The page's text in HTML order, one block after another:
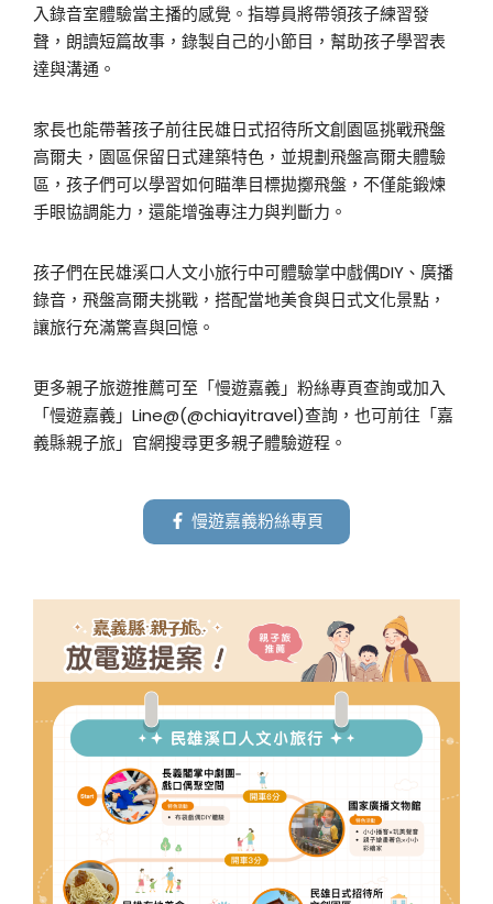
入錄音室體驗當主播的感覺。指導員將帶領孩子練習發
聲，朗讀短篇故事，錄製自己的小節目，幫助孩子學習表
達與溝通。
家長也能帶著孩子前往民雄日式招待所文創園區挑戰飛盤
高爾夫，園區保留日式建築特色，並規劃飛盤高爾夫體驗
區，孩子們可以學習如何瞄準目標拋擲飛盤，不僅能鍛煉
手眼協調能力，還能增強專注力與判斷力。
孩子們在民雄溪口人文小旅行中可體驗掌中戲偶DIY、廣播
錄音，飛盤高爾夫挑戰，搭配當地美食與日式文化景點，
讓旅行充滿驚喜與回憶。
更多親子旅遊推薦可至「慢遊嘉義」粉絲專頁查詢或加入
「慢遊嘉義」Line@(@chiayitravel)查詢，也可前往「嘉
義縣親子旅」官網搜尋更多親子體驗遊程。
慢遊嘉義粉絲專頁